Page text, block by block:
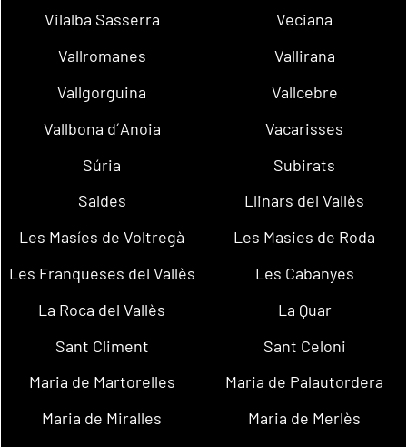
Vilalba Sasserra
Veciana
Vallromanes
Vallirana
Vallgorguina
Vallcebre
Vallbona d´Anoia
Vacarisses
Súria
Subirats
Saldes
Llinars del Vallès
Les Masíes de Voltregà
Les Masies de Roda
Les Franqueses del Vallès
Les Cabanyes
La Roca del Vallès
La Quar
Sant Climent
Sant Celoni
Maria de Martorelles
Maria de Palautordera
Maria de Miralles
Maria de Merlès